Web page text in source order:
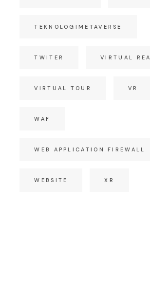
TEKNOLOGIMETAVERSE
TWITER VIRTUAL
VIRTUAL TOUR VR
WAF
WEB APPLICATION FIREWALL
WEBSITE XR